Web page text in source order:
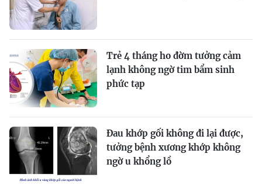
Trẻ 4 tháng ho đờm tưởng cảm
lạnh không ngờ tim bẩm sinh
phức tạp
Đau khớp gối không đi lại được,
tưởng bệnh xương khớp không
ngờ u khổng lồ